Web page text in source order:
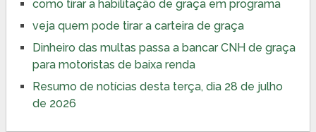
como tirar a habilitação de graça em programa
veja quem pode tirar a carteira de graça
Dinheiro das multas passa a bancar CNH de graça
para motoristas de baixa renda
Resumo de notícias desta terça, dia 28 de julho
de 2026